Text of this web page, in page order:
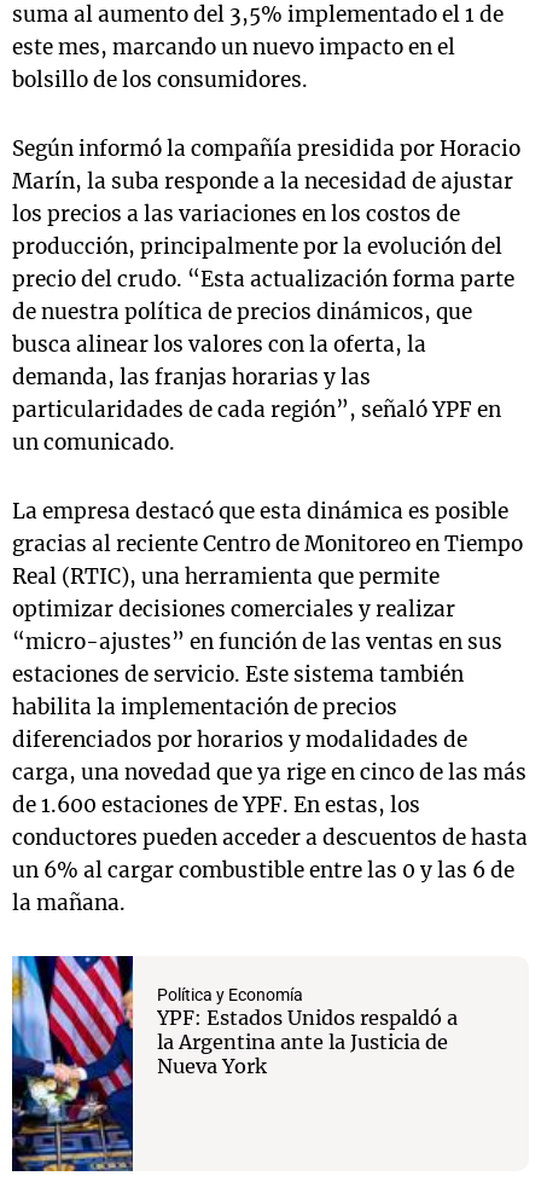
suma al aumento del 3,5% implementado el 1 de
este mes, marcando un nuevo impacto en el
bolsillo de los consumidores.
Según informó la compañía presidida por Horacio
Marín, la suba responde a la necesidad de ajustar
los precios a las variaciones en los costos de
producción, principalmente por la evolución del
precio del crudo. “Esta actualización forma parte
de nuestra política de precios dinámicos, que
busca alinear los valores con la oferta, la
demanda, las franjas horarias y las
particularidades de cada región”, señaló YPF en
un comunicado.
La empresa destacó que esta dinámica es posible
gracias al reciente Centro de Monitoreo en Tiempo
Real (RTIC), una herramienta que permite
optimizar decisiones comerciales y realizar
“micro-ajustes” en función de las ventas en sus
estaciones de servicio. Este sistema también
habilita la implementación de precios
diferenciados por horarios y modalidades de
carga, una novedad que ya rige en cinco de las más
de 1.600 estaciones de YPF. En estas, los
conductores pueden acceder a descuentos de hasta
un 6% al cargar combustible entre las 0 y las 6 de
la mañana.
Política y Economía
YPF: Estados Unidos respaldó a
la Argentina ante la Justicia de
Nueva York